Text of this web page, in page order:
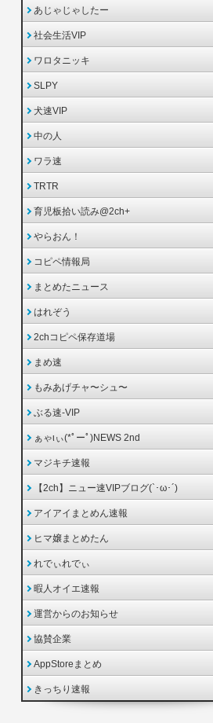
あじゃじゃしたー
社会生活VIP
ワロタニッキ
SLPY
犬速VIP
中の人
ワラ速
TRTR
育児板拾い読み@2ch+
やらおん！
コピペ情報局
まとめたニュース
はれぞう
2chコピペ保存道場
まめ速
もみあげチャ〜シュ〜
ぶる速-VIP
ぁゃιぃ(*ﾟーﾟ)NEWS 2nd
マジキチ速報
【2ch】ニュー速VIPブログ(`･ω･´)
アイアイまとめん速報
ヒマ嬢まとめたん
れでぃれでぃ
暇人オイエ速報
運営からのお知らせ
協賛企業
AppStoreまとめ
きっちり速報